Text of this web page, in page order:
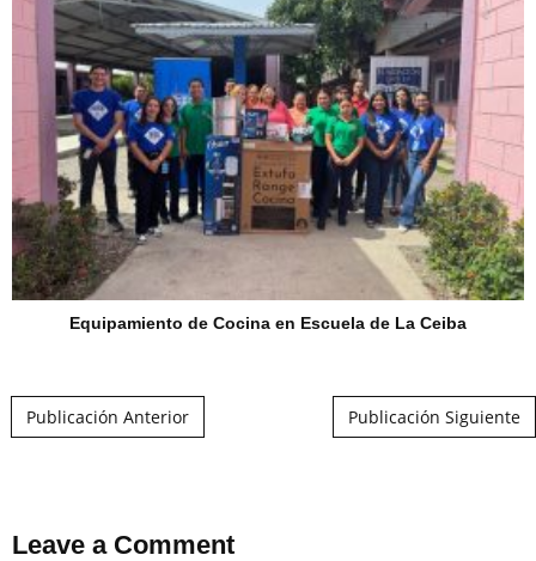
Equipamiento de Cocina en Escuela de La Ceiba
Publicación Anterior Publicación Siguiente
Leave a Comment